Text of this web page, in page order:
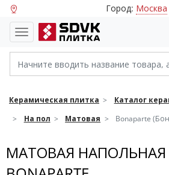
Город: Москва
Керамическая плитка
Каталог
На пол
Матовая Bonaparte
МАТОВАЯ